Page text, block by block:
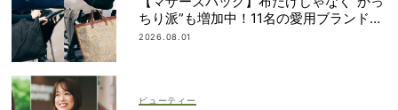
ちり派”も増加中！11名の愛用ブランド
は？
2026.08.01
ビューティー